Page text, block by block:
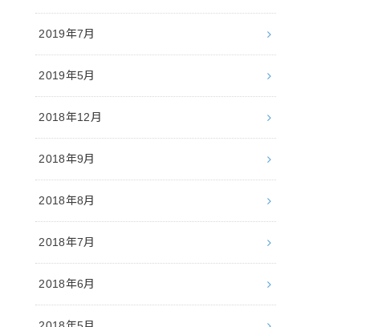
2019年7月
2019年5月
2018年12月
2018年9月
2018年8月
2018年7月
2018年6月